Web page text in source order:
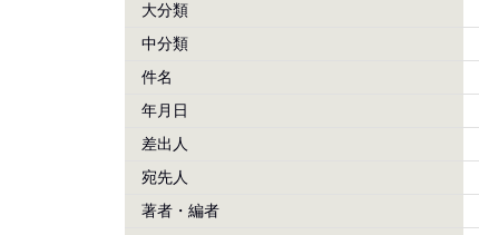
大分類
中分類
件名
年月日
差出人
宛先人
著者・編者